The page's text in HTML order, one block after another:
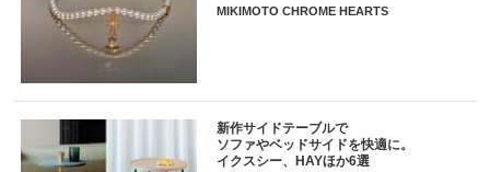
MIKIMOTO CHROME HEARTS
新作サイドテーブルで
ソファやベッドサイドを快適に。
イクスシー、HAYほか6選